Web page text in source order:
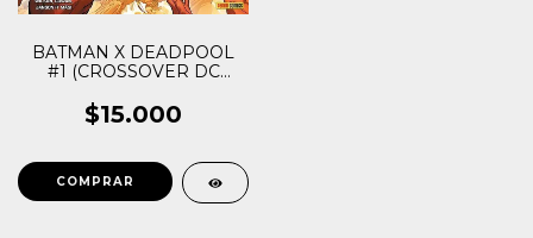
BATMAN X DEADPOOL
#1 (CROSSOVER DC
$15.000